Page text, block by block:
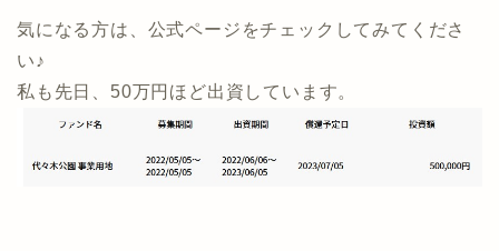
気になる方は、公式ページをチェックしてみてくださ
い♪
私も先日、50万円ほど出資しています。